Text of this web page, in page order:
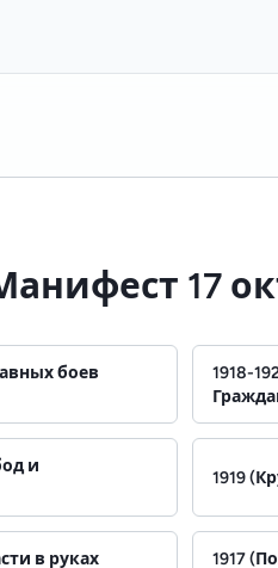
17
боев
1918-
и
1919
в руках
1917